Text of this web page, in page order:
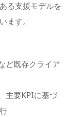
る支援モデルを
ます。
ど既存クライア
主要KPIに基づ